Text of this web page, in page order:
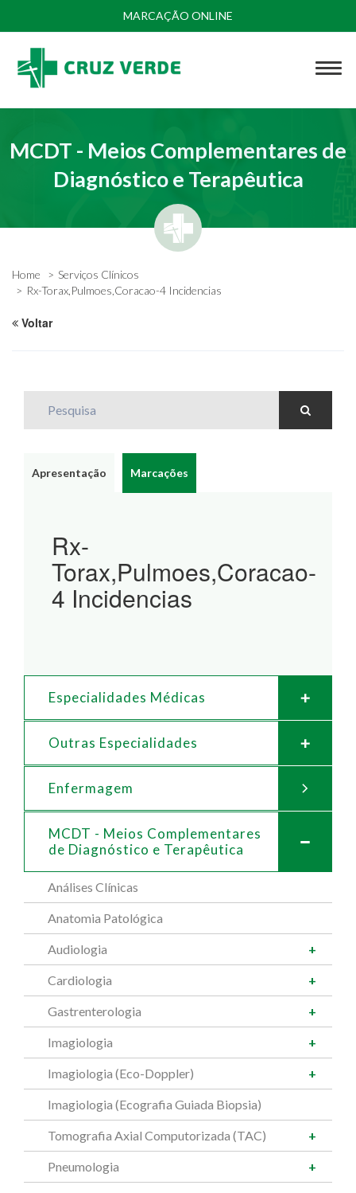
MARCAÇÃO ONLINE
MCDT - Meios Complementares de
Diagnóstico e Terapêutica
Home
Serviços Clínicos
Rx-Torax,Pulmoes,Coracao-4 Incidencias
Voltar
Apresentação Marcações
Rx-
Torax,Pulmoes,Coracao-
4 Incidencias
Especialidades Médicas
Outras Especialidades
Enfermagem
MCDT - Meios Complementares
de Diagnóstico e Terapêutica
Análises Clínicas
Anatomia Patológica
Audiologia
Cardiologia
Gastrenterologia
Imagiologia
Imagiologia (Eco-Doppler)
Imagiologia (Ecografia Guiada Biopsia)
Tomografia Axial Computorizada (TAC)
Pneumologia